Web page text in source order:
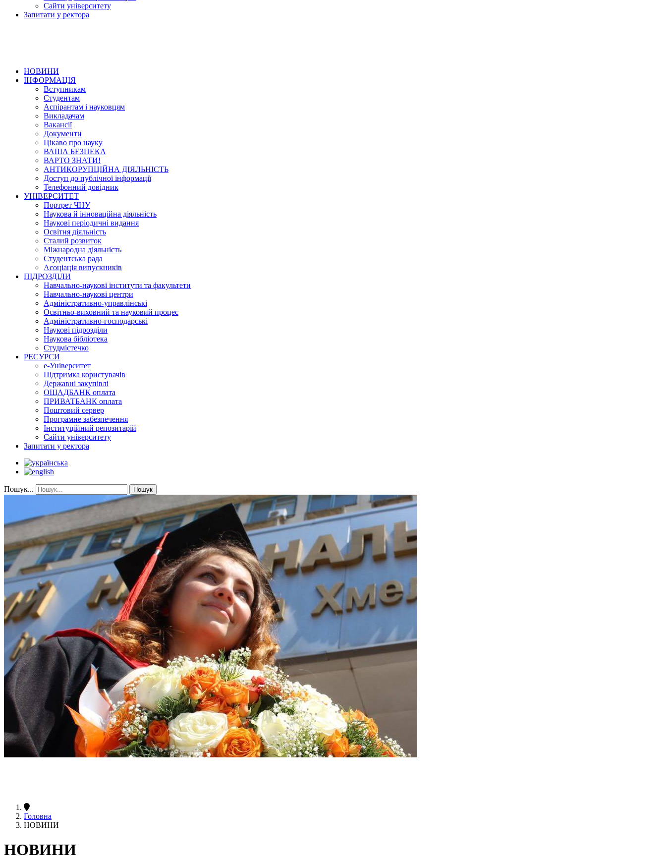
Сайти університету
Запитати у ректора
НОВИНИ
ІНФОРМАЦІЯ
Вступникам
Студентам
Аспірантам і науковцям
Викладачам
Вакансії
Документи
Цікаво про науку
ВАША БЕЗПЕКА
ВАРТО ЗНАТИ!
АНТИКОРУПЦІЙНА ДІЯЛЬНІСТЬ
Доступ до публічної інформації
Телефонний довідник
УНІВЕРСИТЕТ
Портрет ЧНУ
Наукова й інноваційна діяльність
Наукові періодичні видання
Освітня діяльність
Сталий розвиток
Міжнародна діяльність
Студентська рада
Асоціація випускників
ПІДРОЗДІЛИ
Навчально-наукові інститути та факультети
Навчально-наукові центри
Адміністративно-управлінські
Освітньо-виховний та науковий процес
Адміністративно-господарські
Наукові підрозділи
Наукова бібліотека
Студмістечко
РЕСУРСИ
е-Університет
Підтримка користувачів
Державні закупівлі
ОЩАДБАНК оплата
ПРИВАТБАНК оплата
Поштовий сервер
Програмне забезпечення
Інституційний репозитарій
Сайти університету
Запитати у ректора
Пошук... Пошук
Головна
НОВИНИ
НОВИНИ